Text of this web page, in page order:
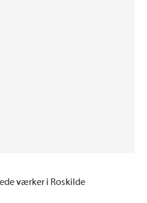
værker i Roskilde